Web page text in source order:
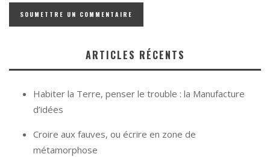
ARTICLES RÉCENTS
Habiter la Terre, penser le trouble : la Manufacture
d’idées
Croire aux fauves, ou écrire en zone de
métamorphose